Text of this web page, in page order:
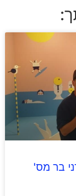
בר מס'